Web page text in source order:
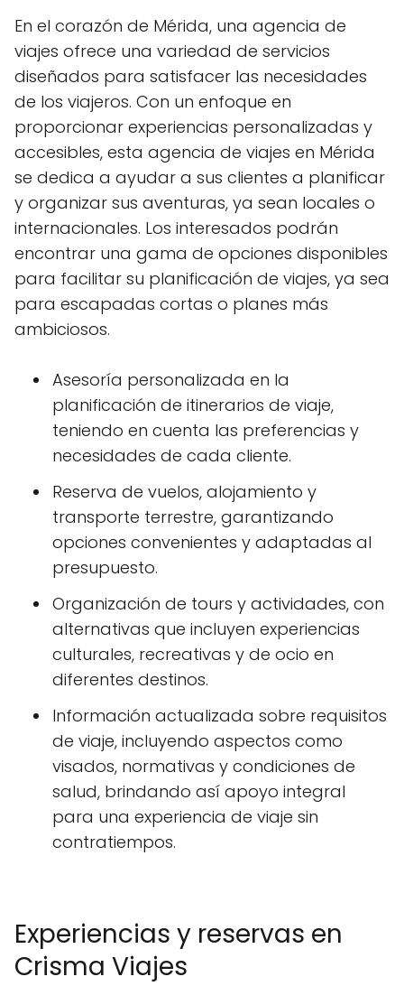
En el corazón de Mérida, una agencia de
viajes ofrece una variedad de servicios
diseñados para satisfacer las necesidades
de los viajeros. Con un enfoque en
proporcionar experiencias personalizadas y
accesibles, esta agencia de viajes en Mérida
se dedica a ayudar a sus clientes a planificar
y organizar sus aventuras, ya sean locales o
internacionales. Los interesados podrán
encontrar una gama de opciones disponibles
para facilitar su planificación de viajes, ya sea
para escapadas cortas o planes más
ambiciosos.
Asesoría personalizada en la
planificación de itinerarios de viaje,
teniendo en cuenta las preferencias y
necesidades de cada cliente.
Reserva de vuelos, alojamiento y
transporte terrestre, garantizando
opciones convenientes y adaptadas al
presupuesto.
Organización de tours y actividades, con
alternativas que incluyen experiencias
culturales, recreativas y de ocio en
diferentes destinos.
Información actualizada sobre requisitos
de viaje, incluyendo aspectos como
visados, normativas y condiciones de
salud, brindando así apoyo integral
para una experiencia de viaje sin
contratiempos.
Experiencias y reservas en
Crisma Viajes